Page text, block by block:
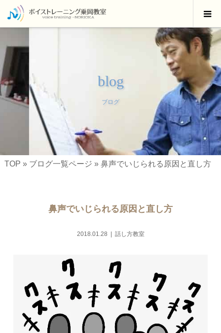
blog
ブログ
TOP » ブログ一覧ページ » 鼻声でいじられる原因と直し方
鼻声でいじられる原因と直し方
2018.01.28 話し方教室